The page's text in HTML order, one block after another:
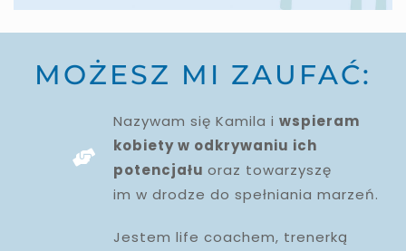
MOŻESZ MI ZAUFAĆ:
Nazywam się Kamila i wspieram
kobiety w odkrywaniu ich
potencjału oraz towarzyszę
im w drodze do spełniania marzeń.
Jestem life coachem, trenerką